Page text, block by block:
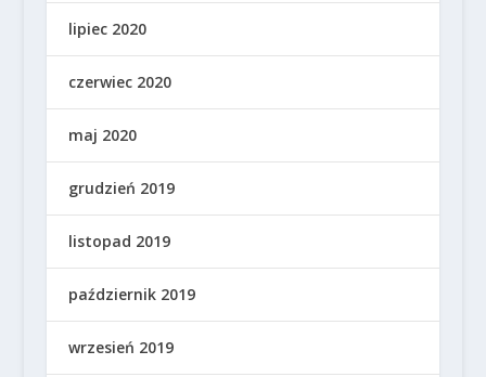
lipiec 2020
czerwiec 2020
maj 2020
grudzień 2019
listopad 2019
październik 2019
wrzesień 2019